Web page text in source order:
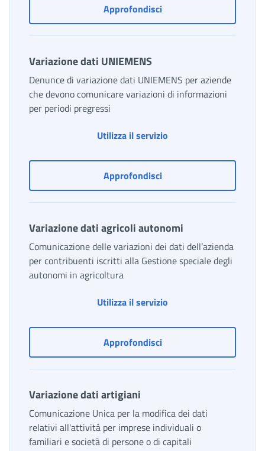
ApprofondisciVARCO - Variazioni
Variazione dati UNIEMENS
Denunce di variazione dati UNIEMENS per aziende
che devono comunicare variazioni di informazioni
per periodi pregressi
Utilizza il servizio
ApprofondisciVariazione dati
Variazione dati agricoli autonomi
Comunicazione delle variazioni dei dati dell’azienda
per contribuenti iscritti alla Gestione speciale degli
autonomi in agricoltura
Utilizza il servizio
ApprofondisciVariazione dati agricoli
Variazione dati artigiani
Comunicazione Unica per la modifica dei dati
relativi all'attività per imprese individuali o
familiari e società di persone o di capitali